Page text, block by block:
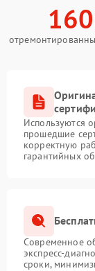
Используются
прошедшие
корректную
гарантийных
Современное
экспресс-
сроки,